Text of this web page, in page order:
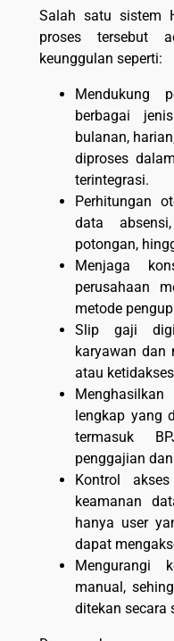
Salah satu sistem
proses tersebut
keunggulan seperti:
Mendukung
berbagai
bulanan,
diproses
terintegrasi.
Perhitungan
data
potongan,
Menjaga
perusahaan
metode
Slip gaji
karyawan dan
atau
lengkap yang
termasuk
penggajian
Kontrol
keamanan
hanya user
dapat
Mengurangi
manual,
ditekan secara